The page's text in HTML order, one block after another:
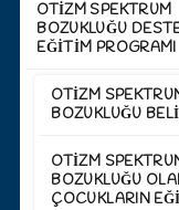
OTİZM SPEKTRUM
BOZUKLUĞU
EĞİTİM PROGRAMI
OTIZM
BOZUKLUĞU
OTIZM
BOZUKLUĞU
ÇOCUKLARIN